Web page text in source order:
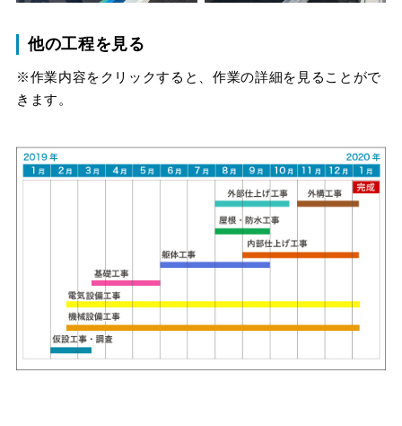
他の工程を見る
※作業内容をクリックすると、作業の詳細を見ることがで
きます。